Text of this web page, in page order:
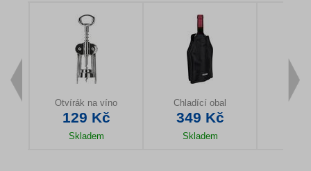
Otvírák na víno
129 Kč
Skladem
Chladící obal
349 Kč
Skladem